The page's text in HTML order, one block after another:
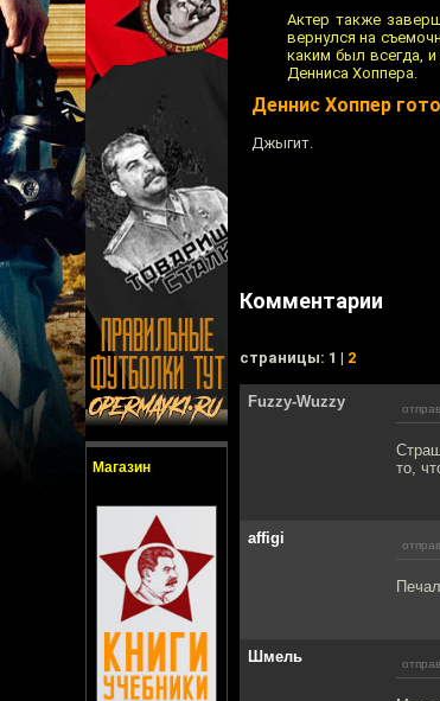
Магазин
Актер также
вернулся на
каким был всегда,
Денниса Хоппера.
Деннис Хоппер
Джыгит.
Комментарии
cтраницы: 1 | 2
Fuzzy-Wuzzy
то,
affigi
Шмель